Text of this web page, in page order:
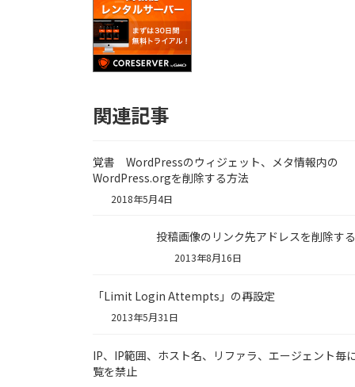
関連記事
覚書 WordPressのウィジェット、メタ情報内の
WordPress.orgを削除する方法
2018年5月4日
投稿画像のリンク先アドレスを削除する
2013年8月16日
「Limit Login Attempts」の再設定
2013年5月31日
IP、IP範囲、ホスト名、リファラ、エージェント毎
覧を禁止